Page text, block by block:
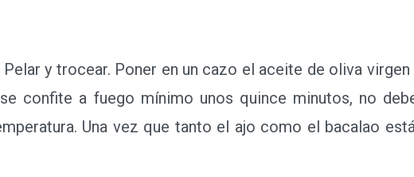
y trocear. Poner en un cazo el aceite de oliva
confite a fuego mínimo unos quince minutos, no
Una vez que tanto el ajo como el bacalao